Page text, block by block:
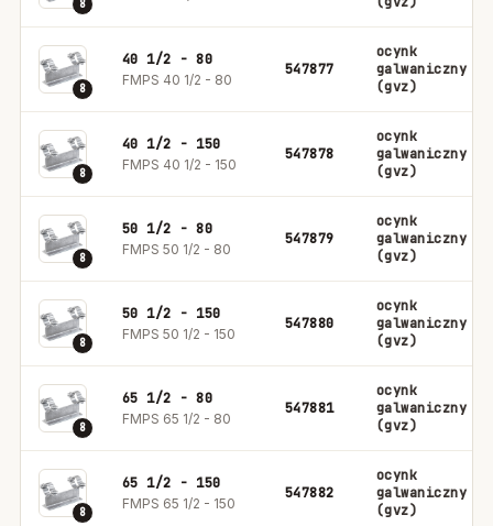
8
8
40 1/2 - 80
FMPS 40 1/2 - 80
547877
ocynk
galwaniczny
(gvz)
8
40 1/2 - 150
FMPS 40 1/2 - 150
547878
ocynk
galwaniczny
(gvz)
8
50 1/2 - 80
FMPS 50 1/2 - 80
547879
ocynk
galwaniczny
(gvz)
8
50 1/2 - 150
FMPS 50 1/2 - 150
547880
ocynk
galwaniczny
(gvz)
8
65 1/2 - 80
FMPS 65 1/2 - 80
547881
ocynk
galwaniczny
(gvz)
8
65 1/2 - 150
FMPS 65 1/2 - 150
547882
ocynk
galwaniczny
(gvz)